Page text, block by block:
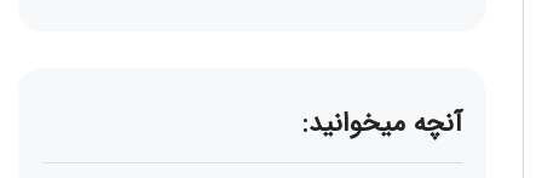
آنچه میخوانید: